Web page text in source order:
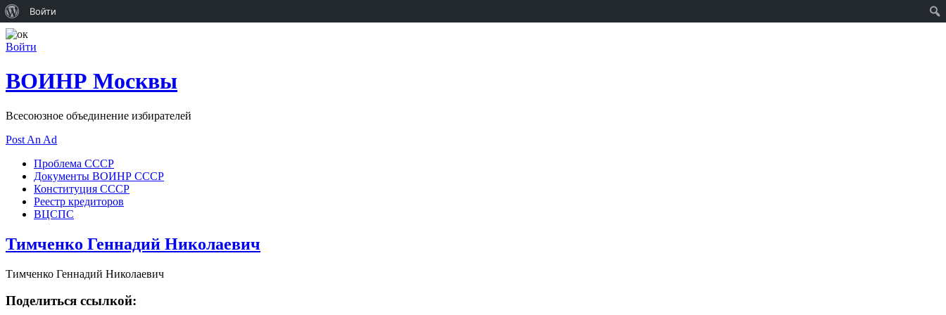
Войти
ВОИНР Москвы
Всесоюзное объединение избирателей
Post An Ad
Проблема СССР
Документы ВОИНР СССР
Конституция СССР
Реестр кредиторов
ВЦСПС
Тимченко Геннадий Николаевич
Тимченко Геннадий Николаевич
Поделиться ссылкой:
WordPress
Войти